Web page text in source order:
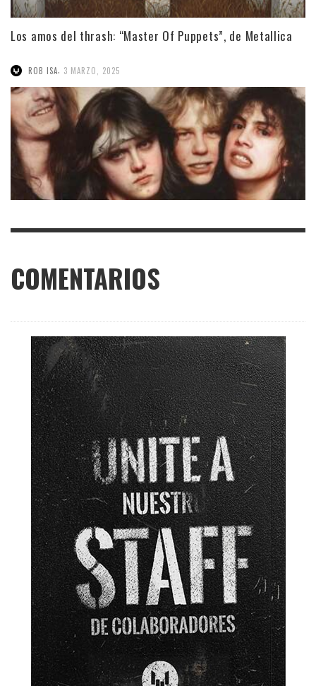
Los amos del thrash: “Master Of Puppets”, de Metallica
ROB ISA 3 MARZO, 2025
COMENTARIOS